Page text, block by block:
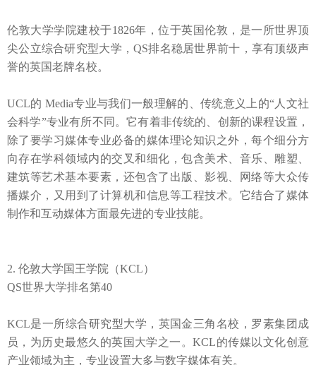
伦敦大学学院建校于1826年，位于英国伦敦，是一所世界顶
尖公立综合研究型大学，QS排名稳居世界前十，享有顶级声
誉的英国老牌名校。
UCL的 Media专业与我们一般理解的、传统意义上的“ 人文社
会科学”专业有所不同。它有着非传统的、创新的课程设置，
除了要学习媒体专业必备的媒体理论知识之外，每个细分方
向存在学科领域内的交叉和细化，包含美术、音乐、雕塑、
建筑等艺术基本要素，还包含了出版、影视、网络等大众传
播媒介，又用到了计算机和信息等工程技术。 它结合了媒体
制作和互动媒体方面最先进的专业技能。
2. 伦敦大学国王学院（KCL）
QS世界大学排名第40
KCL是一所综合研究型大学，英国金三角名校，罗素集团成
员，为历史最悠久的英国大学之一。KCL的传媒以文化创意
产业领域为主，专业设置大多与数字媒体有关。